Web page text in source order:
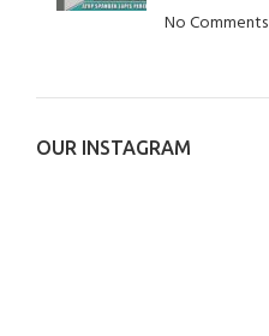
No Comments
OUR INSTAGRAM